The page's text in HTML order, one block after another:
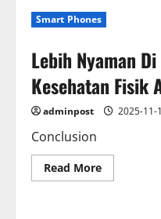
Yang
Ekosistem
Lengkap
Atau
Akses
5G
Senantiasa
Smart Phones
Lebih Nyaman
Kesehatan Fisik
adminpost 2025-11-
Conclusion
Read MoreRead
more